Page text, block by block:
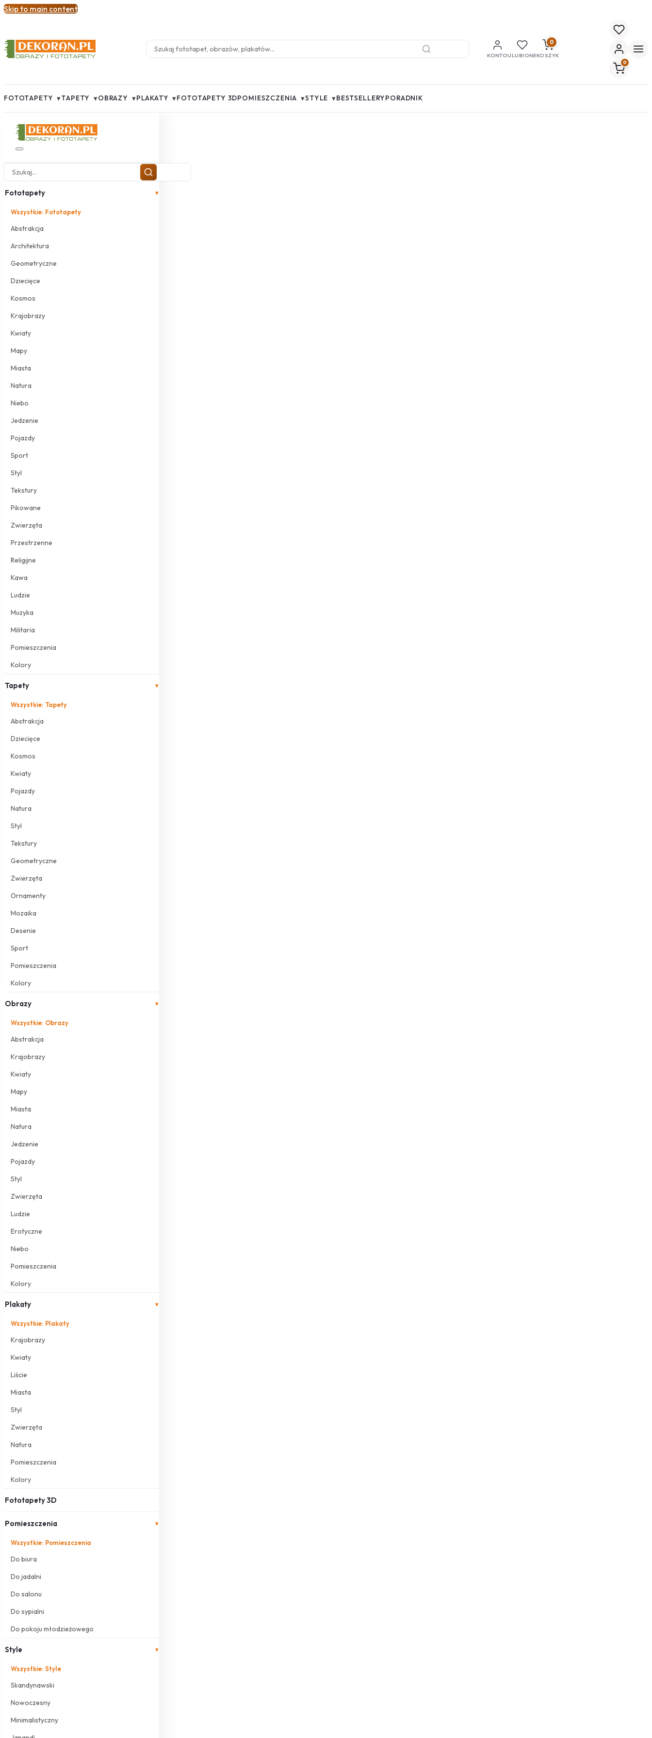
Skip to main content
KONTOULUBIONE
0
KOSZYK
0
FOTOTAPETY ▾TAPETY ▾OBRAZY ▾PLAKATY ▾FOTOTAPETY 3DPOMIESZCZENIA ▾STYLE ▾BESTSELLERYPORADNIK
Fototapety ▾
Wszystkie: Fototapety
Abstrakcja
Architektura
Geometryczne
Dziecięce
Kosmos
Krajobrazy
Kwiaty
Mapy
Miasta
Natura
Niebo
Jedzenie
Pojazdy
Sport
Styl
Tekstury
Pikowane
Zwierzęta
Przestrzenne
Religijne
Kawa
Ludzie
Muzyka
Militaria
Pomieszczenia
Kolory
Tapety ▾
Wszystkie: Tapety
Abstrakcja
Dziecięce
Kosmos
Kwiaty
Pojazdy
Natura
Styl
Tekstury
Geometryczne
Zwierzęta
Ornamenty
Mozaika
Desenie
Sport
Pomieszczenia
Kolory
Obrazy ▾
Wszystkie: Obrazy
Abstrakcja
Krajobrazy
Kwiaty
Mapy
Miasta
Natura
Jedzenie
Pojazdy
Styl
Zwierzęta
Ludzie
Erotyczne
Niebo
Pomieszczenia
Kolory
Plakaty ▾
Wszystkie: Plakaty
Krajobrazy
Kwiaty
Liście
Miasta
Styl
Zwierzęta
Natura
Pomieszczenia
Kolory
Fototapety 3D
Pomieszczenia ▾
Wszystkie: Pomieszczenia
Do biura
Do jadalni
Do salonu
Do sypialni
Do pokoju młodzieżowego
Style ▾
Wszystkie: Style
Skandynawski
Nowoczesny
Minimalistyczny